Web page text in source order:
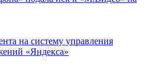
на систему управления
«Яндекса»